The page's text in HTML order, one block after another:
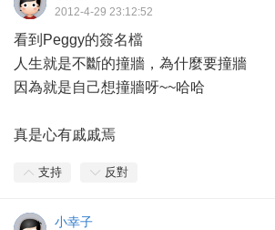
2012-4-29 23:12:52
看到Peggy的簽名檔
人生就是不斷的撞牆，為什麼要撞牆
因為就是自己想撞牆呀~~哈哈
真是心有戚戚焉
支持 反對
小幸子